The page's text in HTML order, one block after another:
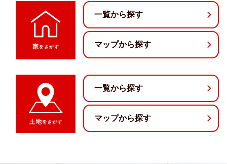
一覧から探す
マップから探す
一覧から探す
マップから探す